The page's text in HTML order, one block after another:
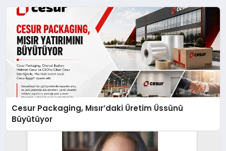
Cesur Packaging, Mısır’daki Üretim Üssünü
Büyütüyor